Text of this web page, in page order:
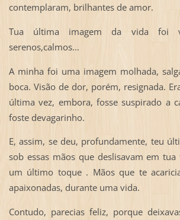
contemplaram, brilhantes de amor.
Tua última imagem da vida foi
serenos,calmos...
A minha foi uma imagem molhada,
boca. Visão de dor, porém, resignada.
última vez, embora, fosse suspirado a
foste devagarinho.
E, assim, se deu, profundamente, teu
sob essas mãos que deslisavam em
um último toque . Mãos que te
apaixonadas, durante uma vida.
Contudo, parecias feliz, porque